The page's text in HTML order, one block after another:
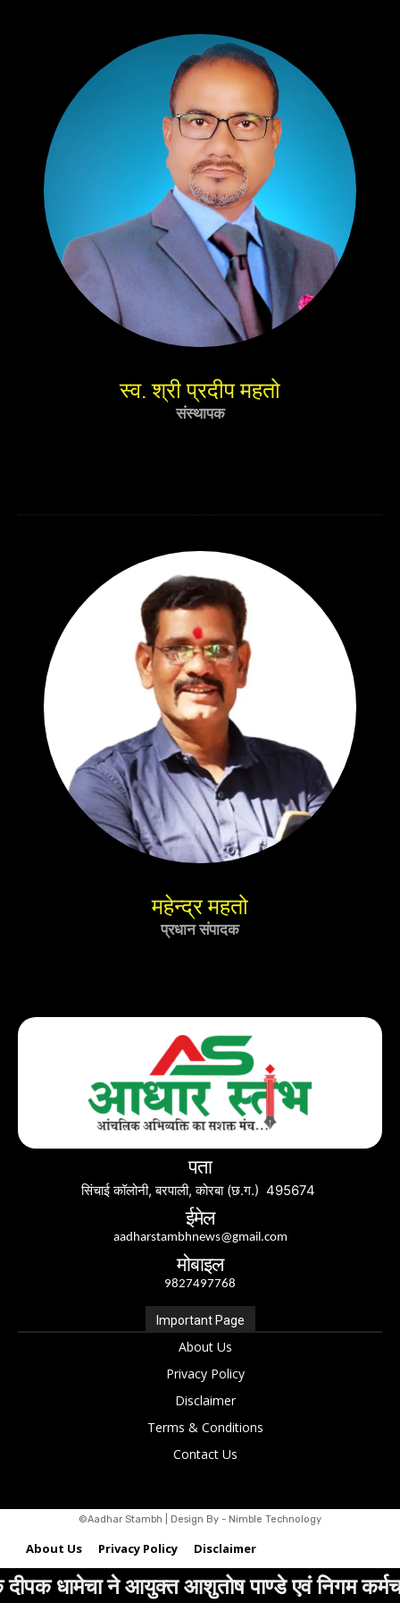
स्व. श्री प्रदीप महतो
संस्थापक
महेन्द्र महतो
प्रधान संपादक
पता
सिंचाई कॉलोनी, बरपाली, कोरबा (छ.ग.) 495674
ईमेल
aadharstambhnews@gmail.com
मोबाइल
9827497768
Important Page
About Us
Privacy Policy
Disclaimer
Terms & Conditions
Contact Us
©Aadhar Stambh | Design By - Nimble Technology
About Us Privacy Policy Disclaimer
Terms & Conditions Contact Us
पाण्डे एवं निगम कर्मचारियो के खिलाफ